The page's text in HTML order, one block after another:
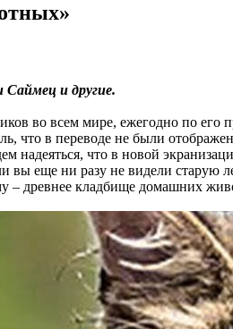
и другие.
во всем мире, ежегодно по
в переводе не были
что в новой
еще ни разу не видели старую
– древнее кладбище домашних